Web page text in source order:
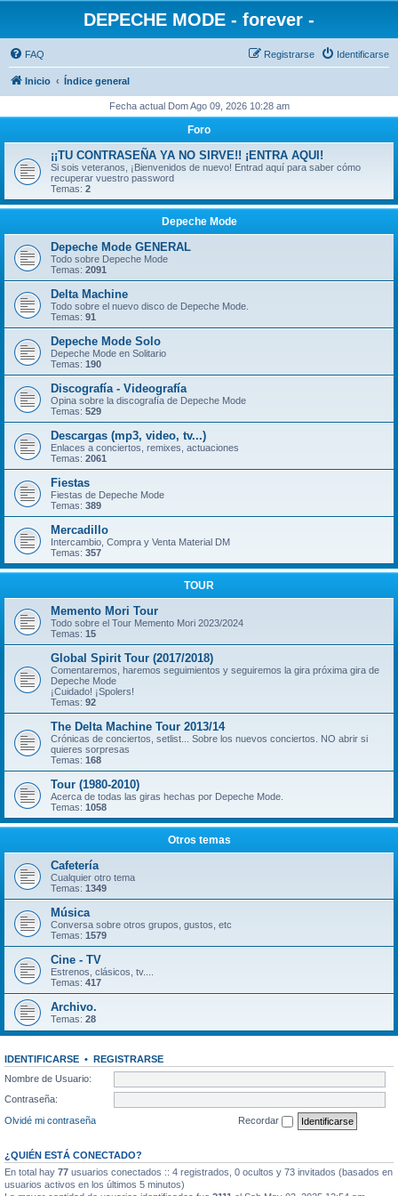
DEPECHE MODE - forever -
FAQ Identificarse
Registrarse
Inicio Índice general
Fecha actual Dom Ago 09, 2026 10:28 am
Foro
¡¡TU CONTRASEÑA YA NO SIRVE!! ¡ENTRA AQUI!
Si sois veteranos, ¡Bienvenidos de nuevo! Entrad aquí para saber cómo
recuperar vuestro password
Temas: 2
Depeche Mode
Depeche Mode GENERAL
Todo sobre Depeche Mode
Temas: 2091
Delta Machine
Todo sobre el nuevo disco de Depeche Mode.
Temas: 91
Depeche Mode Solo
Depeche Mode en Solitario
Temas: 190
Discografía - Videografía
Opina sobre la discografía de Depeche Mode
Temas: 529
Descargas (mp3, video, tv...)
Enlaces a conciertos, remixes, actuaciones
Temas: 2061
Fiestas
Fiestas de Depeche Mode
Temas: 389
Mercadillo
Intercambio, Compra y Venta Material DM
Temas: 357
TOUR
Memento Mori Tour
Todo sobre el Tour Memento Mori 2023/2024
Temas: 15
Global Spirit Tour (2017/2018)
Comentaremos, haremos seguimientos y seguiremos la gira próxima gira de
Depeche Mode
¡Cuidado! ¡Spolers!
Temas: 92
The Delta Machine Tour 2013/14
Crónicas de conciertos, setlist... Sobre los nuevos conciertos. NO abrir si
quieres sorpresas
Temas: 168
Tour (1980-2010)
Acerca de todas las giras hechas por Depeche Mode.
Temas: 1058
Otros temas
Cafetería
Cualquier otro tema
Temas: 1349
Música
Conversa sobre otros grupos, gustos, etc
Temas: 1579
Cine - TV
Estrenos, clásicos, tv....
Temas: 417
Archivo.
Temas: 28
IDENTIFICARSE • REGISTRARSE
Nombre de Usuario:
Contraseña:
Olvidé mi contraseña
Recordar
¿QUIÉN ESTÁ CONECTADO?
En total hay 77 usuarios conectados :: 4 registrados, 0 ocultos y 73 invitados (basados en
usuarios activos en los últimos 5 minutos)